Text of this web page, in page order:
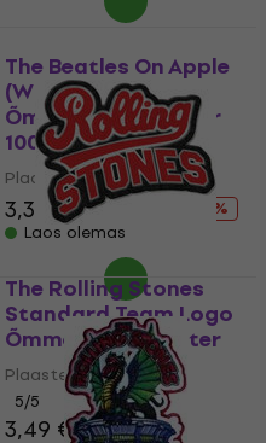
The Beatles On Apple
(White on Black)
Õmmeldav plaaster
100 x 50 mm
Plaaster / märk
3,39 €5,09 €
- 33 %
Laos olemas
The Rolling Stones
Standard Team Logo
Õmmeldav plaaster
Plaaster / märk
5/5
3,49 €